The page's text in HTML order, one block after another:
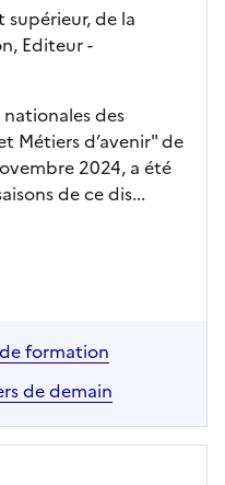
supérieur, de la
Editeur-
des
Métiers d’avenir" de
2024, a été
de ce dis...
formation
de demain